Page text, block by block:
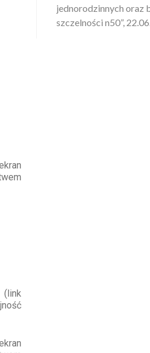
(link
jednorodzinnych oraz
szczelności n50”,